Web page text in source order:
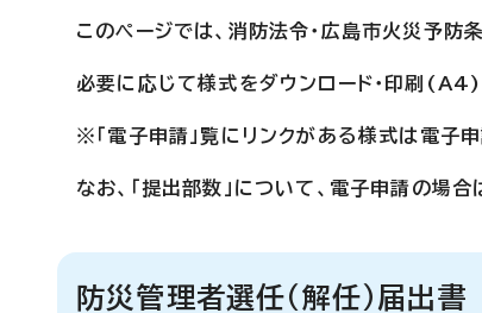
このページでは、消防法令・広島市火災予防
必要に応じて様式をダウンロード・印刷(A4)
※「電子申請」覧にリンクがある様式は電子申
なお、「提出部数」について、電子申請の場合
防災管理者選任（解任）届出書